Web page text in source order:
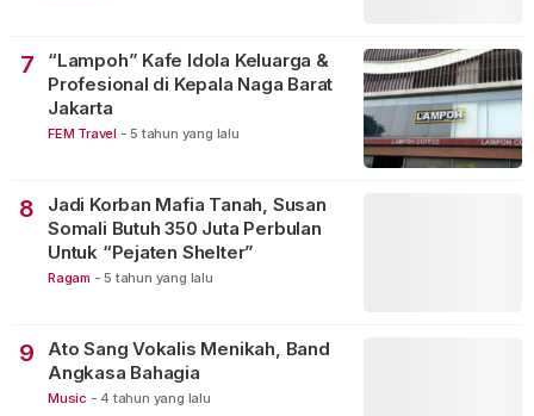
7
“Lampoh” Kafe Idola Keluarga &
Profesional di Kepala Naga Barat
Jakarta
FEM Travel - 5 tahun yang lalu
8
Jadi Korban Mafia Tanah, Susan
Somali Butuh 350 Juta Perbulan
Untuk “Pejaten Shelter”
Ragam - 5 tahun yang lalu
9
Ato Sang Vokalis Menikah, Band
Angkasa Bahagia
Music - 4 tahun yang lalu